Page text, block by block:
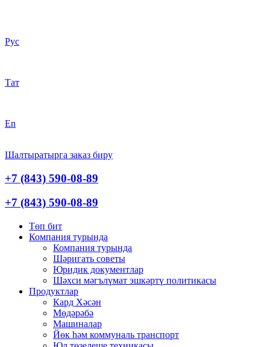
Рус
Тат
En
Шалтыратырга заказ биру
+7 (843) 590-08-89
+7 (843) 590-08-89
Төп бит
Компания турында
Компания турында
Шәригать cоветы
Юридик документлар
Шәхси мәгълүмат эшкәртү политикасы
Продуктлар
Кард Хәсән
Мөдәрәбә
Машиналар
Йөк һәм коммуналь транспорт